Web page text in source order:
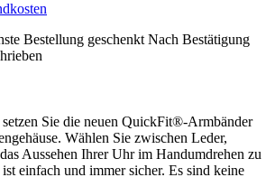
Bestellung geschenkt Nach Bestätigung
Sie die neuen QuickFit®-Armbänder
Wählen Sie zwischen Leder,
Aussehen Ihrer Uhr im Handumdrehen zu
einfach und immer sicher. Es sind keine